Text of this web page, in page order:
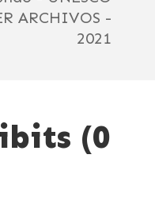
ARCHIVOS -
2021
(0